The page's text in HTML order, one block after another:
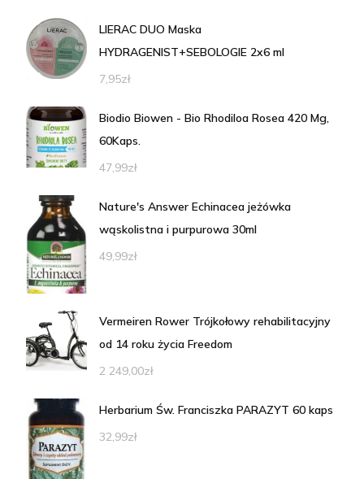
LIERAC DUO Maska
HYDRAGENIST+SEBOLOGIE 2x6 ml
7,95zł
Biodio Biowen - Bio Rhodiloa Rosea 420 Mg,
60Kaps.
47,99zł
Nature's Answer Echinacea jeżówka
wąskolistna i purpurowa 30ml
49,99zł
Vermeiren Rower Trójkołowy rehabilitacyjny
od 14 roku życia Freedom
2 249,00zł
Herbarium Św. Franciszka PARAZYT 60 kaps
32,99zł